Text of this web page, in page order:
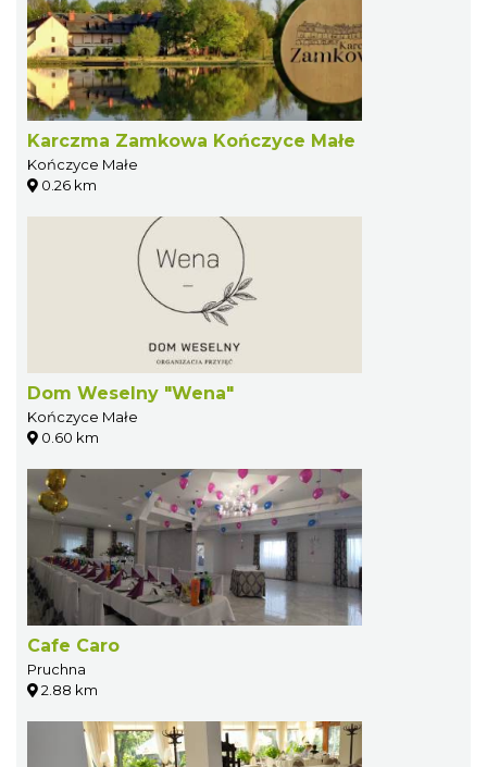
Karczma Zamkowa Kończyce Małe
Kończyce Małe
0.26 km
Dom Weselny "Wena"
Kończyce Małe
0.60 km
Cafe Caro
Pruchna
2.88 km